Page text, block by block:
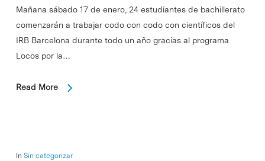
Mañana sábado 17 de enero, 24 estudiantes de bachillerato
comenzarán a trabajar codo con codo con científicos del
IRB Barcelona durante todo un año gracias al programa
Locos por la…
Read More
In Sin categorizar